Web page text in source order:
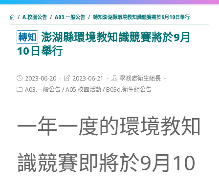
/ A.校園公告 / A03.一般公告 / 轉知澎湖縣環境教知識競賽將於9月10日舉行
轉知 澎湖縣環境教知識競賽將於9月
10日舉行
Post
published:
2023-06-20
Post
modified:
2023-06-21
Post
author:
學務處衛生組長
PostA03.一般公告/A05.校園活動/ B03d.衛生組公告
一年一度的環境教知
識競賽即將於9月10